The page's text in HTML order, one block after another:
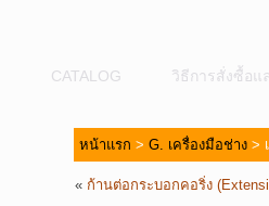
CATALOG วิธีการสั่งซื้อแ
หน้าแรก > G. เครื่องมือช่าง >
« ก้านต่อกระบอกคอริ่ง